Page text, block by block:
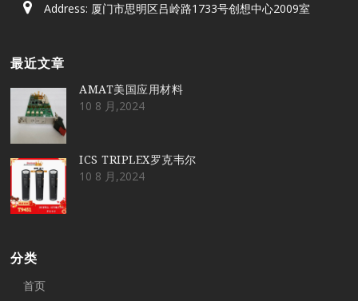
Address: 厦门市思明区吕岭路1733号创想中心2009室
最近文章
AMAT美国应用材料
10 8 月,2024
ICS TRIPLEX罗克韦尔
10 8 月,2024
分类
首页